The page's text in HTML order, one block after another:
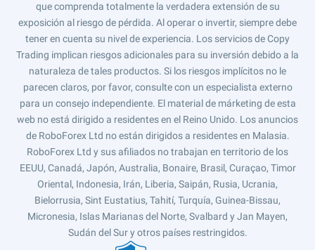
que comprenda totalmente la verdadera extensión de su
exposición al riesgo de pérdida. Al operar o invertir, siempre debe
tener en cuenta su nivel de experiencia. Los servicios de Copy
Trading implican riesgos adicionales para su inversión debido a la
naturaleza de tales productos. Si los riesgos implícitos no le
parecen claros, por favor, consulte con un especialista externo
para un consejo independiente. El material de márketing de esta
web no está dirigido a residentes en el Reino Unido. Los anuncios
de RoboForex Ltd no están dirigidos a residentes en Malasia.
RoboForex Ltd y sus afiliados no trabajan en territorio de los
EEUU, Canadá, Japón, Australia, Bonaire, Brasil, Curaçao, Timor
Oriental, Indonesia, Irán, Liberia, Saipán, Rusia, Ucrania,
Bielorrusia, Sint Eustatius, Tahití, Turquía, Guinea-Bissau,
Micronesia, Islas Marianas del Norte, Svalbard y Jan Mayen,
Sudán del Sur y otros países restringidos.